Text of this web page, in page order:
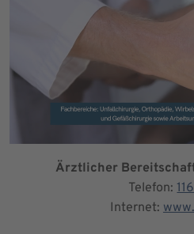
Ärztlicher
Telefon:
Internet: